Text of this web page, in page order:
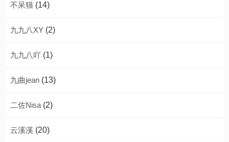
不呆猫 (14)
九九八XY (2)
九九八吖 (1)
九曲jean (13)
二佐Nisa (2)
云溪溪 (20)